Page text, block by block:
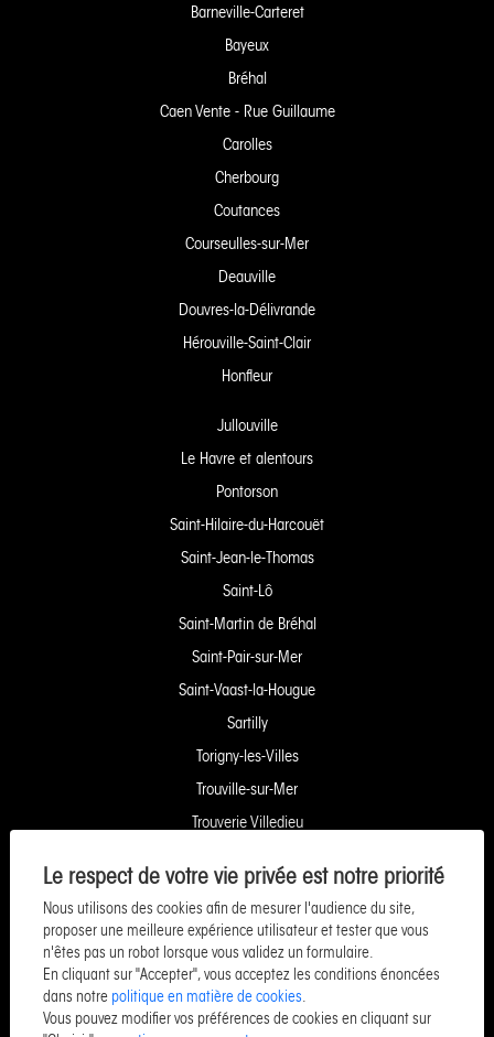
Le respect de votre vie privée est notre priorité
Nous utilisons des cookies afin de mesurer l'audience du site,
proposer une meilleure expérience utilisateur et tester que vous
n'êtes pas un robot lorsque vous validez un formulaire.
En cliquant sur "Accepter", vous acceptez les conditions énoncées
dans notre politique en matière de cookies.
Vous pouvez modifier vos préférences de cookies en cliquant sur
Barneville-Carteret
Bayeux
Bréhal
Caen Vente - Rue Guillaume
Carolles
Cherbourg
Coutances
Courseulles-sur-Mer
Deauville
Douvres-la-Délivrande
Hérouville-Saint-Clair
Honfleur
Jullouville
Le Havre et alentours
Pontorson
Saint-Hilaire-du-Harcouët
Saint-Jean-le-Thomas
Saint-Lô
Saint-Martin de Bréhal
Saint-Pair-sur-Mer
Saint-Vaast-la-Hougue
Sartilly
Torigny-les-Villes
Trouville-sur-Mer
Trouverie Villedieu
Villers-Bocage
Yquelon Service Copropriété
Service Pozzo Financement
Service Pozzo Patrimoine
Service Pozzo Promotion